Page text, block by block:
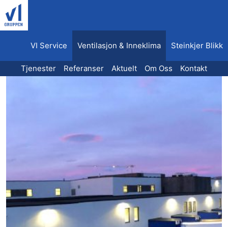
Hopp
til
innhold
VI Service Ventilasjon & Inneklima Steinkjer Blikk
Tjenester Referanser Aktuelt Om Oss Kontakt